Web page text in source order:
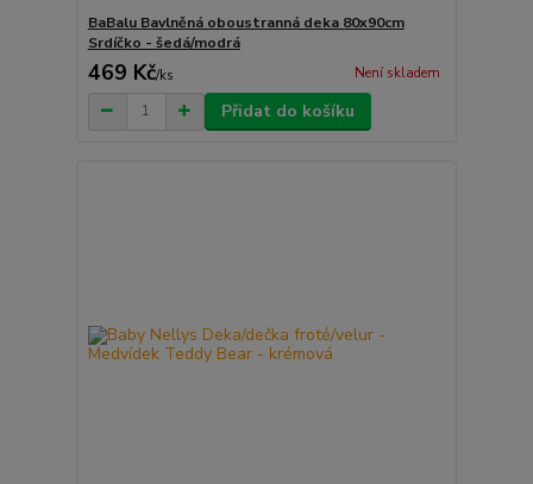
BaBalu Bavlněná oboustranná deka 80x90cm
Srdíčko - šedá/modrá
469 Kč/ks Není skladem
Přidat do košíku